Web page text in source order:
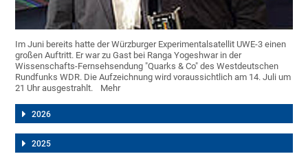
Im Juni bereits hatte der Würzburger Experimentalsatellit UWE-3 einen
großen Auftritt. Er war zu Gast bei Ranga Yogeshwar in der
Wissenschafts-Fernsehsendung "Quarks & Co" des Westdeutschen
Rundfunks WDR. Die Aufzeichnung wird voraussichtlich am 14. Juli um
21 Uhr ausgestrahlt.
Mehr
2026
2025